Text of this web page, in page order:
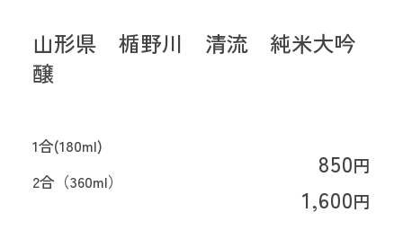
1合(180ml)
850円
2合（360ml）
1,600円
山形県 楯野川 清流 純米大吟
醸